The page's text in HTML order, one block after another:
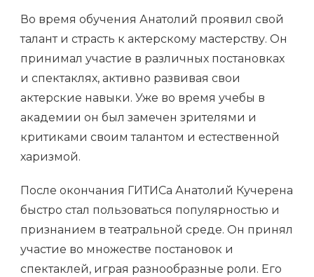
Во время обучения Анатолий проявил свой
талант и страсть к актерскому мастерству. Он
принимал участие в различных постановках
и спектаклях, активно развивая свои
актерские навыки. Уже во время учебы в
академии он был замечен зрителями и
критиками своим талантом и естественной
харизмой.
После окончания ГИТИСа Анатолий Кучерена
быстро стал пользоваться популярностью и
признанием в театральной среде. Он принял
участие во множестве постановок и
спектаклей, играя разнообразные роли. Его